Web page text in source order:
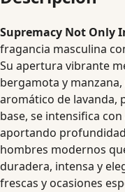
Supremacy Not Only
fragancia masculina
Su apertura vibrante
bergamota y
aromático de lavanda,
base, se intensifica
aportando
hombres modernos
duradera, intensa y
frescas y ocasiones